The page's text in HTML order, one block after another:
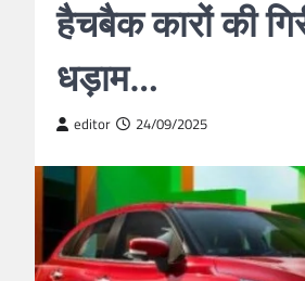
हैचबैक कारों की
धड़ाम…
editor 24/09/2025